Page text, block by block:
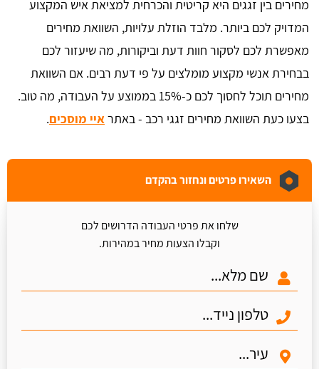
מחירים בין זגגים היא קריטית והכרחית למציאת איש המקצוע
המדויק לכם ביותר. מלבד הוזלת עלויות, השוואת מחירים
מאפשרת לכם לסקור חוות דעת וביקורות, מה שיעזור לכם
בבחירת אנשי מקצוע מומלצים על פי דעת רבים. אם השוואת
מחירים תוכל לחסוך לכם כ-15% בממוצע על העבודה, מה טוב.
בצעו כעת השוואת מחירים זגגי רכב - באתראיי מוסכים.
השאירו פרטים ונחזור בהקדם
שלחו את פרטי העבודה הדרושים לכם
וקבלו הצעות מחיר במהירות.